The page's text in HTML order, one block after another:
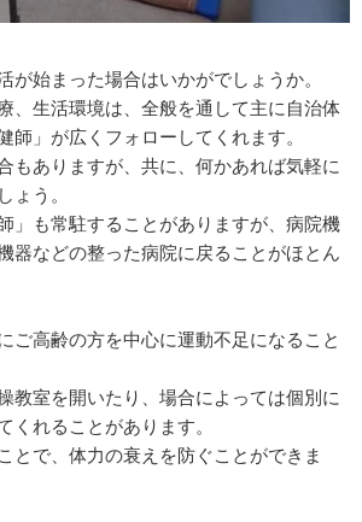
が始まった場合はいかがでしょうか。
、生活環境は、全般を通して主に自治体
師」が広くフォローしてくれます。
もありますが、共に、何かあれば気軽に
ょう。
」も常駐することがありますが、病院機
器などの整った病院に戻ることがほとん
ご高齢の方を中心に運動不足になること
教室を開いたり、場合によっては個別に
くれることがあります。
とで、体力の衰えを防ぐことができま